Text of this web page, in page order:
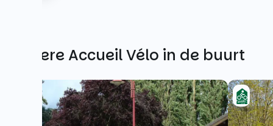
Andere Accueil Vélo in de buurt